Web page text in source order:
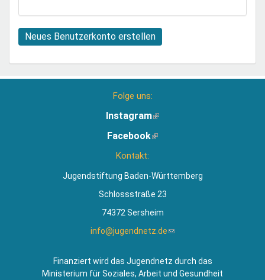
Neues Benutzerkonto erstellen
Folge uns:
Instagram(Link
extern)
Facebook(Link
Kontakt:
Jugendstiftung Baden-Württemberg
Schlossstraße 23
74372 Sersheim
info@jugendnetz.de(Link
Mail)
Finanziert wird das Jugendnetz durch das
Ministerium für Soziales, Arbeit und Gesundheit